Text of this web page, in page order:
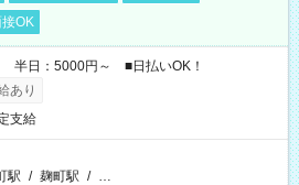
OK
半日：5000円～ ■日払いOK！
あり
支給
駅 / 麹町駅 / …